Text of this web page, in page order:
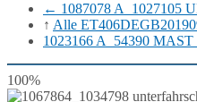
← 1087078 A_1027105
↑ Alle
1023166 A_54390
100%